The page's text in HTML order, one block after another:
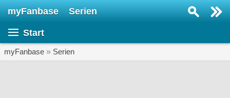
myFanbase Serien
Start
myFanbase » Serien